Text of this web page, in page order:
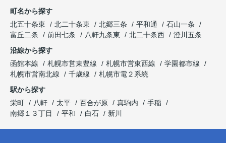
町名から探す
北五十条東
北二十条東 北郷三条 平和通
石山一条
富丘二条
前田七条 八軒九条東 北二十条西
澄川五条
沿線から探す
函館本線
札幌市営東豊線 札幌市営東西線
学園都市線
札幌市営南北線
千歳線
札幌市電２系統
駅から探す
栄町
八軒 太平 百合が原 真駒内
手稲
南郷１３丁目
平和 白石 新川